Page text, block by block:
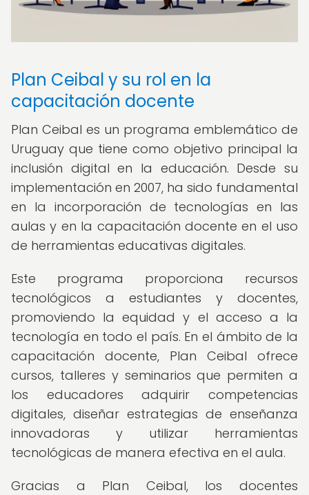
Plan Ceibal y su rol en la
capacitación docente
Plan Ceibal es un programa emblemático de
Uruguay que tiene como objetivo principal la
inclusión digital en la educación. Desde su
implementación en 2007, ha sido fundamental
en la incorporación de tecnologías en las
aulas y en la capacitación docente en el uso
de herramientas educativas digitales.
Este programa proporciona recursos
tecnológicos a estudiantes y docentes,
promoviendo la equidad y el acceso a la
tecnología en todo el país. En el ámbito de la
capacitación docente, Plan Ceibal ofrece
cursos, talleres y seminarios que permiten a
los educadores adquirir competencias
digitales, diseñar estrategias de enseñanza
innovadoras y utilizar herramientas
tecnológicas de manera efectiva en el aula.
Gracias a Plan Ceibal, los docentes